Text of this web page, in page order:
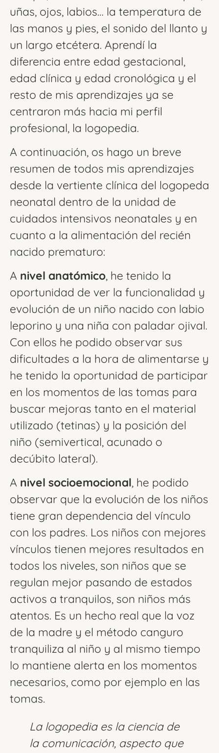
uñas, ojos, labios… la temperatura de
las manos y pies, el sonido del llanto y
un largo etcétera. Aprendí la
diferencia entre edad gestacional,
edad clínica y edad cronológica y el
resto de mis aprendizajes ya se
centraron más hacia mi perfil
profesional, la logopedia.
A continuación, os hago un breve
resumen de todos mis aprendizajes
desde la vertiente clínica del logopeda
neonatal dentro de la unidad de
cuidados intensivos neonatales y en
cuanto a la alimentación del recién
nacido prematuro:
A nivel anatómico, he tenido la
oportunidad de ver la funcionalidad y
evolución de un niño nacido con labio
leporino y una niña con paladar ojival.
Con ellos he podido observar sus
dificultades a la hora de alimentarse y
he tenido la oportunidad de participar
en los momentos de las tomas para
buscar mejoras tanto en el material
utilizado (tetinas) y la posición del
niño (semivertical, acunado o
decúbito lateral).
A nivel socioemocional, he podido
observar que la evolución de los niños
tiene gran dependencia del vínculo
con los padres. Los niños con mejores
vínculos tienen mejores resultados en
todos los niveles, son niños que se
regulan mejor pasando de estados
activos a tranquilos, son niños más
atentos. Es un hecho real que la voz
de la madre y el método canguro
tranquiliza al niño y al mismo tiempo
lo mantiene alerta en los momentos
necesarios, como por ejemplo en las
tomas.
La logopedia es la ciencia de
la comunicación, aspecto que